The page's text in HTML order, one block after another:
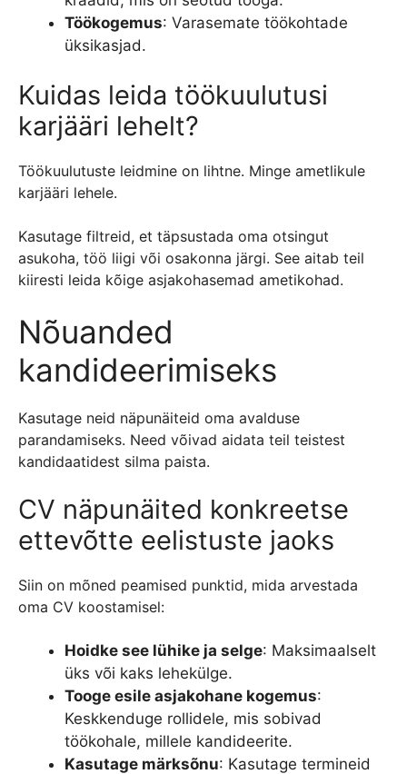
Töökogemus: Varasemate töökohtade
üksikasjad.
Kuidas leida töökuulutusi
karjääri lehelt?
Töökuulutuste leidmine on lihtne. Minge ametlikule
karjääri lehele.
Kasutage filtreid, et täpsustada oma otsingut
asukoha, töö liigi või osakonna järgi. See aitab teil
kiiresti leida kõige asjakohasemad ametikohad.
Nõuanded
kandideerimiseks
Kasutage neid näpunäiteid oma avalduse
parandamiseks. Need võivad aidata teil teistest
kandidaatidest silma paista.
CV näpunäited konkreetse
ettevõtte eelistuste jaoks
Siin on mõned peamised punktid, mida arvestada
oma CV koostamisel:
Hoidke see lühike ja selge: Maksimaalselt
üks või kaks lehekülge.
Tooge esile asjakohane kogemus:
Keskkenduge rollidele, mis sobivad
töökohale, millele kandideerite.
Kasutage märksõnu: Kasutage termineid